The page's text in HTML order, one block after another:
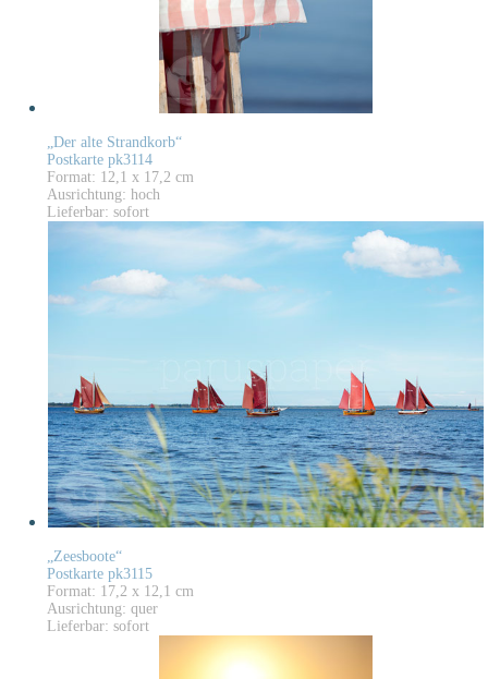
„Der alte Strandkorb“
Postkarte pk3114
Format: 12,1 x 17,2 cm
Ausrichtung: hoch
Lieferbar: sofort
„Zeesboote“
Postkarte pk3115
Format: 17,2 x 12,1 cm
Ausrichtung: quer
Lieferbar: sofort